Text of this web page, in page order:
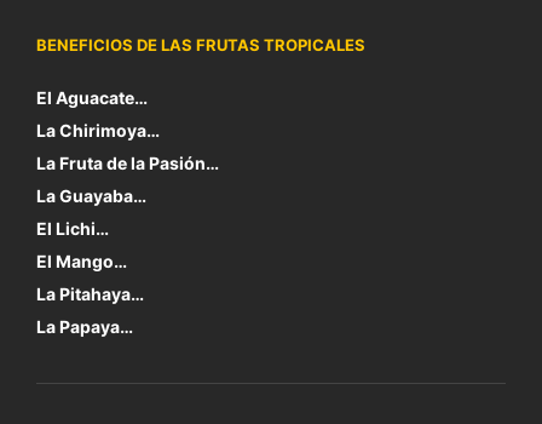
BENEFICIOS DE LAS FRUTAS TROPICALES
El Aguacate…
La Chirimoya…
La Fruta de la Pasión…
La Guayaba…
El Lichi…
El Mango…
La Pitahaya…
La Papaya…